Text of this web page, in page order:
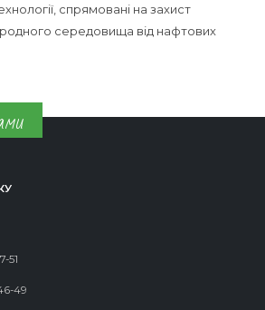
спрямовані на захист
середовища від нафтових
51
49